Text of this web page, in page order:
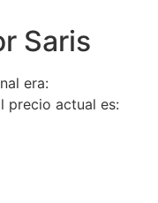
Saris
era:
precio actual es: